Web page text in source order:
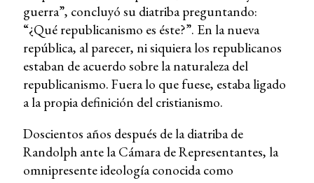
guerra”, concluyó su diatriba preguntando:
“¿Qué republicanismo es éste?”. En la nueva
república, al parecer, ni siquiera los republicanos
estaban de acuerdo sobre la naturaleza del
republicanismo. Fuera lo que fuese, estaba ligado
a la propia definición del cristianismo.
Doscientos años después de la diatriba de
Randolph ante la Cámara de Representantes, la
omnipresente ideología conocida como